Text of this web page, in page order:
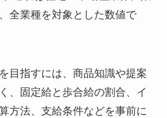
全業種を対象とした数値で
目指すには、商品知識や提案
、固定給と歩合給の割合、イ
方法、支給条件などを事前に